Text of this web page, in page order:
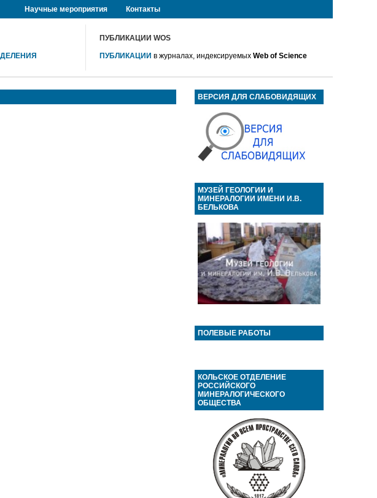
Научные мероприятия Контакты
ПУБЛИКАЦИИ WOS
ПУБЛИКАЦИИ в журналах, индексируемыхWeb of Science
ВЕРСИЯ ДЛЯ СЛАБОВИДЯЩИХ
МУЗЕЙ ГЕОЛОГИИ И
МИНЕРАЛОГИИ ИМЕНИ И.В.
БЕЛЬКОВА
ПОЛЕВЫЕ РАБОТЫ
КОЛЬСКОЕ ОТДЕЛЕНИЕ
РОССИЙСКОГО
МИНЕРАЛОГИЧЕСКОГО
ОБЩЕСТВА